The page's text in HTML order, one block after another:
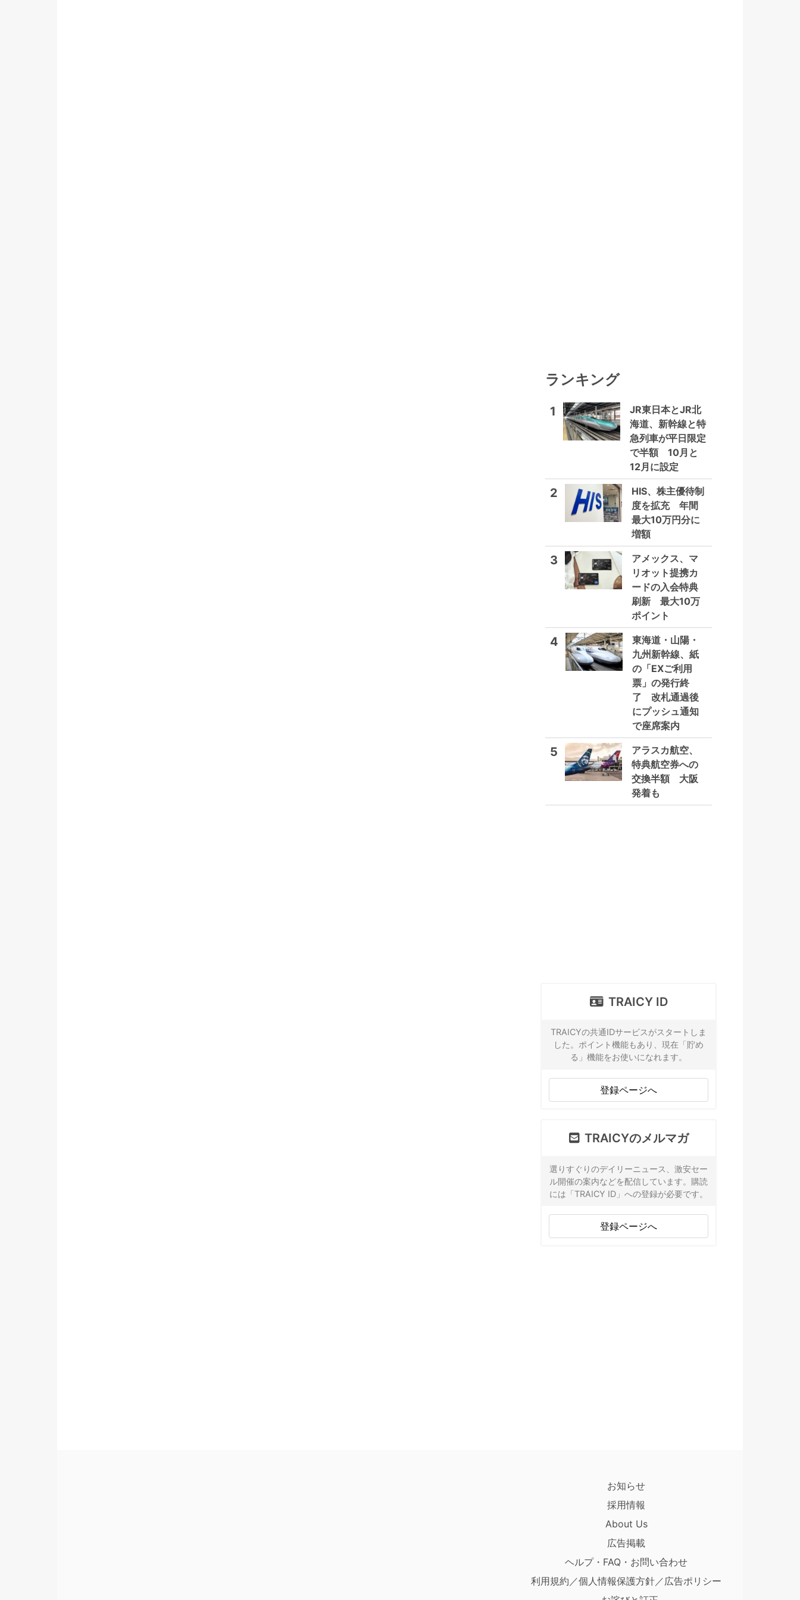
ランキング
1
JR東日本とJR北
海道、新幹線と特
急列車が平日限定
で半額 10月と
12月に設定
2
HIS、株主優待制
度を拡充 年間
最大10万円分に
増額
3
アメックス、マ
リオット提携カ
ードの入会特典
刷新 最大10万
ポイント
4
東海道・山陽・
九州新幹線、紙
の「EXご利用
票」の発行終
了 改札通過後
にプッシュ通知
で座席案内
5
アラスカ航空、
特典航空券への
交換半額 大阪
発着も
TRAICY ID
TRAICYの共通IDサービスがスタートしま
した。ポイント機能もあり、現在「貯め
る」機能をお使いになれます。
登録ページへ
TRAICYのメルマガ
選りすぐりのデイリーニュース、激安セー
ル開催の案内などを配信しています。購読
には「TRAICY ID」への登録が必要です。
登録ページへ
お知らせ
採用情報
About Us
広告掲載
ヘルプ・FAQ・お問い合わせ
利用規約／個人情報保護方針／広告ポリシー